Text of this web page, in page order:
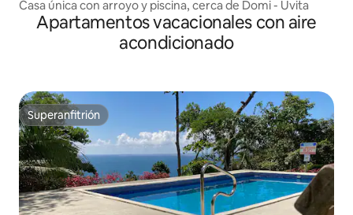
Casa única con arroyo y piscina, cerca de Domi - Uvita
Apartamentos vacacionales con aire
acondicionado
Superanfitrión
Superanfitrión